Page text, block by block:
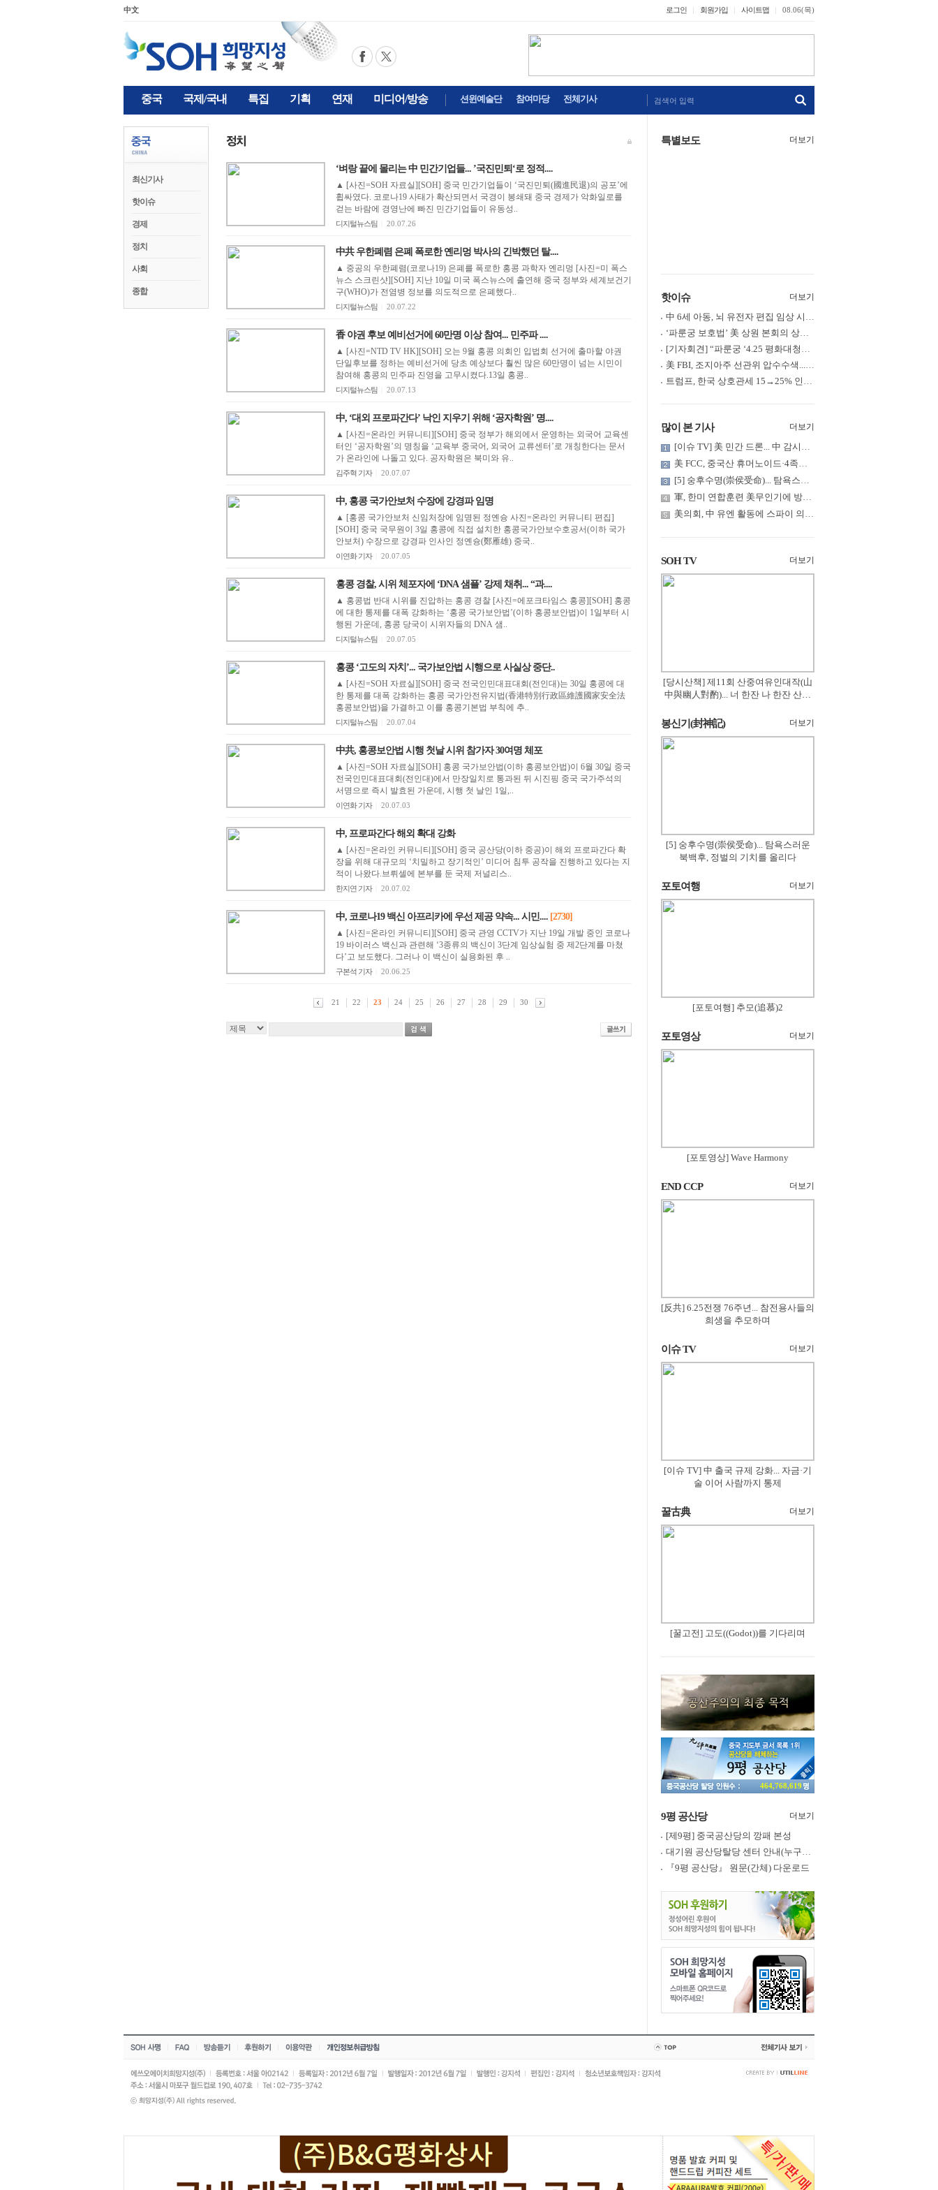
中文 로그인 회원가입 사이트맵 08.06(목)
중국 국제/국내 특집 기획 연재 미디어/방송 션윈예술단 참여마당 전체기사 검색어 입력
최신기사
핫이슈
경제
정치
사회
종합
‘벼랑 끝에 몰리는 中 민간기업들... ’국진민퇴‘로 정적....
▲ [사진=SOH 자료실][SOH] 중국 민간기업들이 ‘국진민퇴(國進民退)의 공포’에
휩싸였다. 코로나19 사태가 확산되면서 국경이 봉쇄돼 중국 경제가 악화일로를
걷는 바람에 경영난에 빠진 민간기업들이 유동성..
디지털뉴스팀 20.07.26
中共 우한폐렴 은폐 폭로한 옌리멍 박사의 긴박했던 탈....
▲ 중공의 우한폐렴(코로나19) 은폐를 폭로한 홍콩 과학자 옌리멍 [사진=미 폭스
뉴스 스크린샷][SOH] 지난 10일 미국 폭스뉴스에 출연해 중국 정부와 세계보건기
구(WHO)가 전염병 정보를 의도적으로 은폐했다..
디지털뉴스팀 20.07.22
香 야권 후보 예비선거에 60만명 이상 참여... 민주파 ....
▲ [사진=NTD TV HK][SOH] 오는 9월 홍콩 의회인 입법회 선거에 출마할 야권
단일후보를 정하는 예비선거에 당초 예상보다 훨씬 많은 60만명이 넘는 시민이
참여해 홍콩의 민주파 진영을 고무시켰다.13일 홍콩..
디지털뉴스팀 20.07.13
中, ‘대외 프로파간다’ 낙인 지우기 위해 ‘공자학원’ 명....
▲ [사진=온라인 커뮤니티][SOH] 중국 정부가 해외에서 운영하는 외국어 교육센
터인 ‘공자학원’의 명칭을 ‘교육부 중국어, 외국어 교류센터’로 개칭한다는 문서
가 온라인에 나돌고 있다. 공자학원은 북미와 유..
김주혁 기자 20.07.07
中, 홍콩 국가안보처 수장에 강경파 임명
▲ [홍콩 국가안보처 신임처장에 임명된 정옌슝 사진=온라인 커뮤니티 편집]
[SOH] 중국 국무원이 3일 홍콩에 직접 설치한 홍콩국가안보수호공서(이하 국가
안보처) 수장으로 강경파 인사인 정옌슝(鄭雁雄) 중국..
이연화 기자 20.07.05
홍콩 경찰, 시위 체포자에 ‘DNA 샘플’ 강제 채취... “과....
▲ 홍콩법 반대 시위를 진압하는 홍콩 경찰 [사진=에포크타임스 홍콩][SOH] 홍콩
에 대한 통제를 대폭 강화하는 ‘홍콩 국가보안법’(이하 홍콩보안법)이 1일부터 시
행된 가운데, 홍콩 당국이 시위자들의 DNA 샘..
디지털뉴스팀 20.07.05
홍콩 ‘고도의 자치’... 국가보안법 시행으로 사실상 중단..
▲ [사진=SOH 자료실][SOH] 중국 전국인민대표대회(전인대)는 30일 홍콩에 대
한 통제를 대폭 강화하는 홍콩 국가안전유지법(香港特別行政區維護國家安全法
홍콩보안법)을 가결하고 이를 홍콩기본법 부칙에 추..
디지털뉴스팀 20.07.04
中共, 홍콩보안법 시행 첫날 시위 참가자 30여명 체포
▲ [사진=SOH 자료실][SOH] 홍콩 국가보안법(이하 홍콩보안법)이 6월 30일 중국
전국인민대표대회(전인대)에서 만장일치로 통과된 뒤 시진핑 중국 국가주석의
서명으로 즉시 발효된 가운데, 시행 첫 날인 1일,..
이연화 기자 20.07.03
中, 프로파간다 해외 확대 강화
▲ [사진=온라인 커뮤니티][SOH] 중국 공산당(이하 중공)이 해외 프로파간다 확
장을 위해 대규모의 ‘치밀하고 장기적인’ 미디어 침투 공작을 진행하고 있다는 지
적이 나왔다.브뤼셀에 본부를 둔 국제 저널리스..
한지연 기자 20.07.02
中, 코로나19 백신 아프리카에 우선 제공 약속... 시민.... [2730]
▲ [사진=온라인 커뮤니티][SOH] 중국 관영 CCTV가 지난 19일 개발 중인 코로나
19 바이러스 백신과 관련해 ‘3종류의 백신이 3단계 임상실험 중 제2단계를 마쳤
다’고 보도했다. 그러나 이 백신이 실용화된 후 ..
구본석 기자 20.06.25
21 22 23 24 25 26 27 28 29 30
특별보도 더보기
핫이슈 더보기
中 6세 아동, 뇌 유전자 편집 임상 시험 중 사망... 의료진 1년간 ....
‘파룬궁 보호법’ 美 상원 본회의 상정... 최종 입법 ‘초읽기’
[기자회견] “파룬궁 ‘4.25 평화대청원’ 기념 & 중공의 션윈 공연 .....
美 FBI, 조지아주 선관위 압수수색... 트럼프 “부정선거 증거 확보....
트럼프, 한국 상호관세 15→25% 인상... “韓 국회 무력합의 미비준”....
많이 본 기사 더보기
[이슈 TV] 美 민간 드론... 中 감시망 뚫고 군함 근접 촬영
美 FCC, 중국산 휴머노이드·4족보행 로봇·전력 인버터 신규 수입 .....
[5] 숭후수명(崇侯受命)... 탐욕스러운 북백후, 정벌의 기치를 올.....
軍, 한미 연합훈련 美무인기에 방공태세 발령... 왜?
美의회, 中 유엔 활동에 스파이 의혹 제기
SOH TV 더보기
[당시산책] 제11회 산중여유인대작(山
中與幽人對酌)... 너 한잔 나 한잔 산의
봉신기(封神記) 더보기
[5] 숭후수명(崇侯受命)... 탐욕스러운
북백후, 정벌의 기치를 올리다
포토여행 더보기
[포토여행] 추모(追慕)2
포토영상 더보기
[포토영상] Wave Harmony
END CCP 더보기
[反共] 6.25전쟁 76주년... 참전용사들의
희생을 추모하며
이슈 TV 더보기
[이슈 TV] 中 출국 규제 강화... 자금·기
술 이어 사람까지 통제
꿀古典 더보기
[꿀고전] 고도((Godot))를 기다리며
464,768,619
9평 공산당 더보기
[제9평] 중국공산당의 깡패 본성
대기원 공산당탈당 센터 안내(누구나 쉽게 退黨, 退團, 退隊 가능)
『9평 공산당』 원문(간체) 다운로드